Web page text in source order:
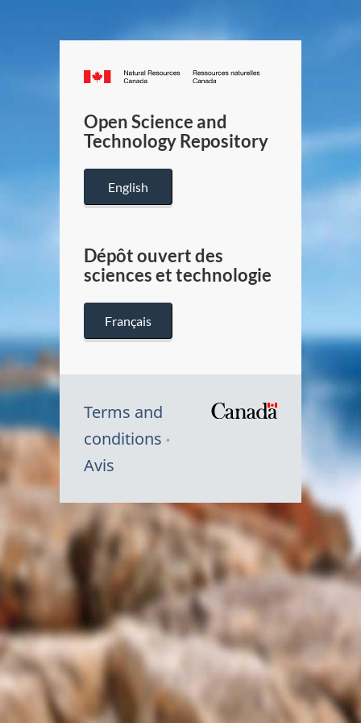
Canada.ca
/
Canada
Open Science and
Technology Repository
English
Dépôt ouvert des
sciences et technologie
Français
Terms and
conditions
Avis
Symbole
du
Canada